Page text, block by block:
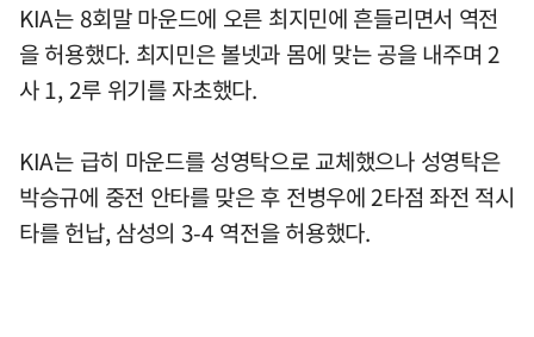
KIA는 8회말 마운드에 오른 최지민에 흔들리면서 역전
을 허용했다. 최지민은 볼넷과 몸에 맞는 공을 내주며 2
사 1, 2루 위기를 자초했다.
KIA는 급히 마운드를 성영탁으로 교체했으나 성영탁은
박승규에 중전 안타를 맞은 후 전병우에 2타점 좌전 적시
타를 헌납, 삼성의 3-4 역전을 허용했다.